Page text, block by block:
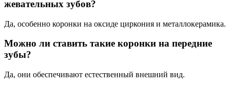
жевательных зубов?
Да, особенно коронки на оксиде циркония и металлокерамика.
Можно ли ставить такие коронки на передние
зубы?
Да, они обеспечивают естественный внешний вид.